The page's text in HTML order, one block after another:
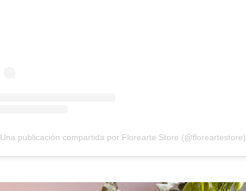
Una publicación compartida por Florearte Store (@floreartestore)